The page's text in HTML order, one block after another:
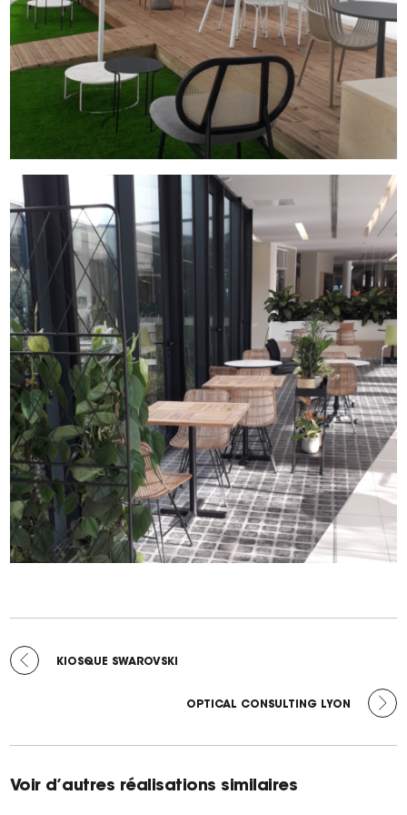
PRÉCÉDENT :
KIOSQUE SWAROVSKI
-
SUIVANT :
OPTICAL CONSULTING LYON
Voir d’autres réalisations similaires